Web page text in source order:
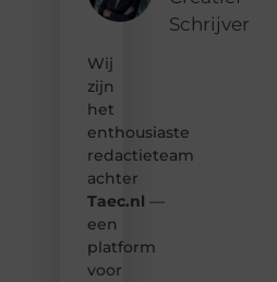
Schrijver
Wij
zijn
het
enthousiaste
redactieteam
achter
Taec.nl —
een
platform
voor